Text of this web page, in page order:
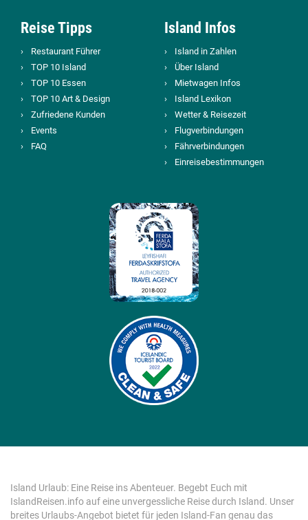
Reise Tipps
Restaurant Führer
TOP 10 Island
TOP 10 Essen
TOP 10 Art & Design
Zufriedene Kunden
Events
FAQ
Island Infos
Island in Zahlen
Über Island
Mietwagen Infos
Island Lexikon
Wetter & Reisezeit
Flugverbindungen
Fährverbindungen
Einreisebestimmungen
Island Urlaub: Eine Reise ins Abenteuer. Begebt Euch mit
IslandReisen.info auf eine unvergessliche Reise durch Island. Unser
breites Urlaubs-Angebot bietet für jeden Island-Fan genau das